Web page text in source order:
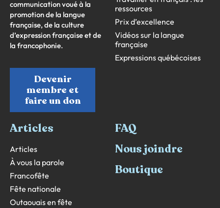
communication voué à la
promotion de la langue
française, de la culture
d’expression française et de
la francophonie.
Devenir
membre et
faire un don
ressources
Prix d’excellence
Vidéos sur la langue
française
Expressions québécoises
Articles
Articles
À vous la parole
Francofête
Fête nationale
Outaouais en fête
FAQ
Nous joindre
Boutique